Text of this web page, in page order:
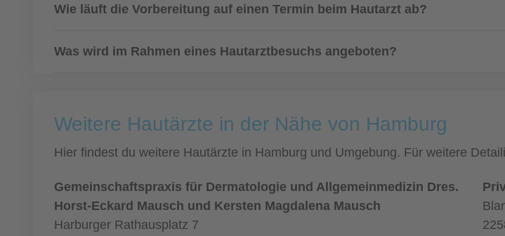
Wie läuft die Vorbereitung auf einen Termin beim Hautarzt ab?
Was wird im Rahmen eines Hautarztbesuchs angeboten?
Weitere Hautärzte in der Nähe von Hamburg
Hier findest du weitere Hautärzte in Hamburg und Umgebung. Für weitere
Gemeinschaftspraxis für Dermatologie und Allgemeinmedizin Dres.
Horst-Eckard Mausch und Kersten Magdalena Mausch
Harburger Rathausplatz 7